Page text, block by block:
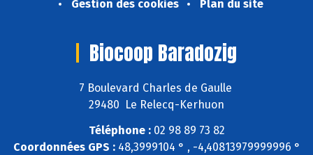
Gestion des cookies
Plan du site
Biocoop Baradozig
7 Boulevard Charles de Gaulle
29480 Le Relecq-Kerhuon
Téléphone :02 98 89 73 82
Coordonnées GPS :48,3999104 ° , -4,40813979999996 °